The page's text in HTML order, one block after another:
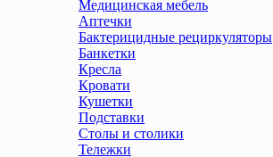
Медицинская мебель
Аптечки
Бактерицидные рециркуляторы
Банкетки
Кресла
Кровати
Кушетки
Подставки
Столы и столики
Тележки